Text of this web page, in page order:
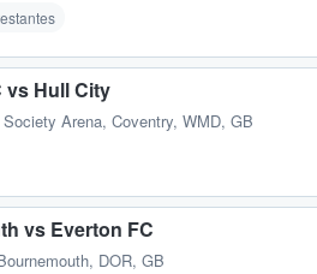
vs Hull City
Arena, Coventry, WMD, GB
vs Everton FC
DOR, GB